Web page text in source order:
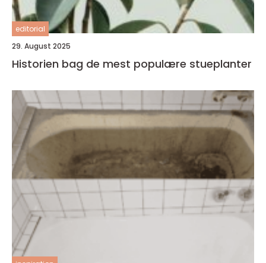
editorial
29. August 2025
Historien bag de mest populære stueplanter